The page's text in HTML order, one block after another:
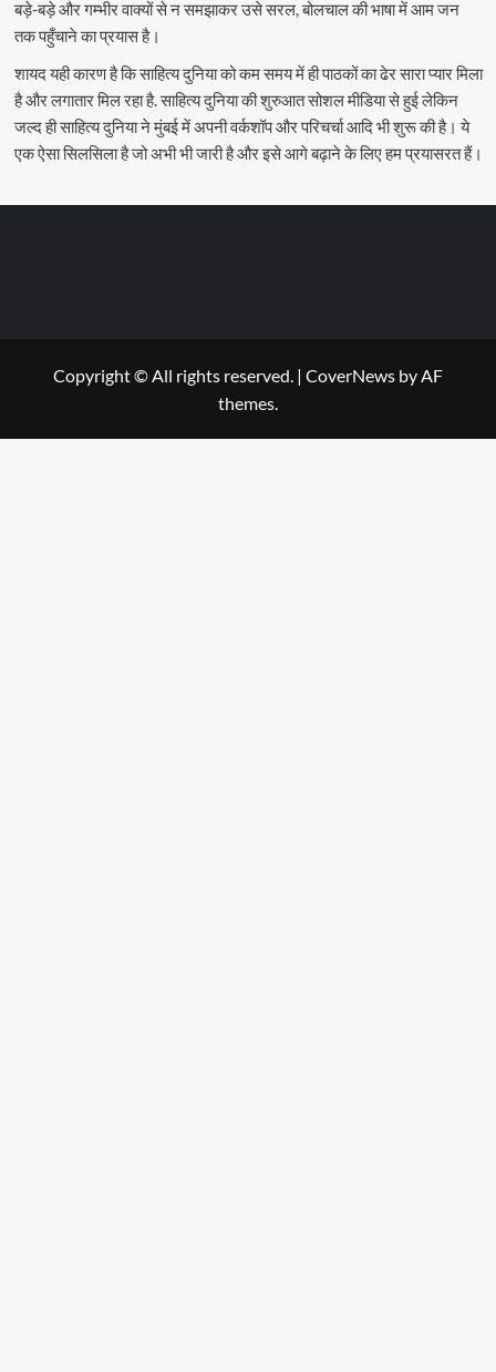
बड़े-बड़े और गम्भीर वाक्यों से न समझाकर उसे सरल, बोलचाल की भाषा में आम जन
तक पहुँचाने का प्रयास है।
शायद यही कारण है कि साहित्य दुनिया को कम समय में ही पाठकों का ढेर सारा प्यार मिला
है और लगातार मिल रहा है. साहित्य दुनिया की शुरुआत सोशल मीडिया से हुई लेकिन
जल्द ही साहित्य दुनिया ने मुंबई में अपनी वर्कशॉप और परिचर्चा आदि भी शुरू की है। ये
एक ऐसा सिलसिला है जो अभी भी जारी है और इसे आगे बढ़ाने के लिए हम प्रयासरत हैं।
Copyright © All rights reserved. | CoverNews by AF
themes.